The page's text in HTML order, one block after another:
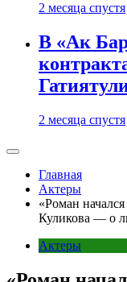
2 месяца спустя
В «Ак
2 месяца спустя
Главная
Актеры
«Роман
Куликова — о
Актеры